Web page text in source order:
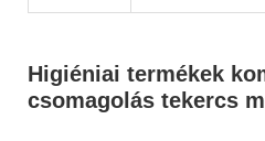
Higiéniai termékek
csomagolás tekercs